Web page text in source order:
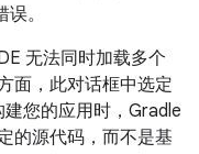
。
无法同时加载多个
面，此对话框中选定
您的应用时，Gradle
的源代码，而不是基